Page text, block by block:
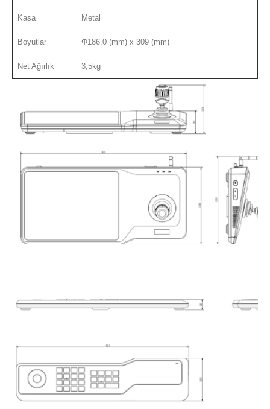
Kasa Metal
Boyutlar Φ186.0 (mm) x 309 (mm)
Net Ağırlık 3,5kg